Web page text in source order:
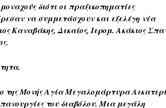
διότι οι πραξικοπηματίες
να συμμετάσχουν και εξελέγη νέα
Καναβάκης, Δικαίος, Ιερομ. Ακάκιος
της Μονής Αγία Μεγαλομάρτυρα
του διαβόλου. Μια μεγάλη